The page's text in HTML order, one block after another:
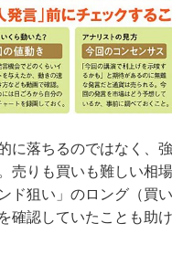
に落ちるのではなく、
売りも買いも難しい相
ド狙い」のロング（買
確認していたことも助